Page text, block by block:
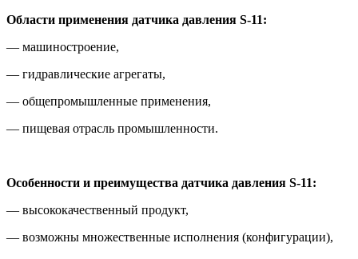
Области применения датчика давления S-11:
— машиностроение,
— гидравлические агрегаты,
— общепромышленные применения,
— пищевая отрасль промышленности.
Особенности и преимущества датчика давления S-11:
— высококачественный продукт,
— возможны множественные исполнения (конфигурации),